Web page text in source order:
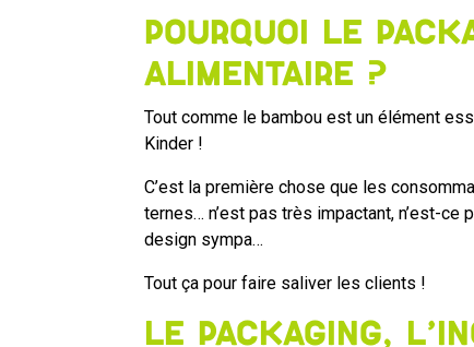
Pourquoi le
alimentaire ?
Tout comme le bambou est un élément
Kinder !
C’est la première chose que les
ternes… n’est pas très impactant, n’est-
design sympa…
Tout ça pour faire saliver les clients !
Le packaging,